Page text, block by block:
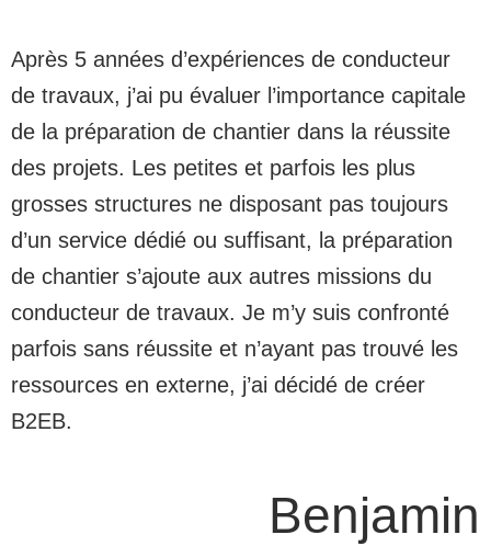
Après 5 années d’expériences de conducteur
de travaux, j’ai pu évaluer l’importance capitale
de la préparation de chantier dans la réussite
des projets. Les petites et parfois les plus
grosses structures ne disposant pas toujours
d’un service dédié ou suffisant, la préparation
de chantier s’ajoute aux autres missions du
conducteur de travaux. Je m’y suis confronté
parfois sans réussite et n’ayant pas trouvé les
ressources en externe, j’ai décidé de créer
B2EB.
Benjamin